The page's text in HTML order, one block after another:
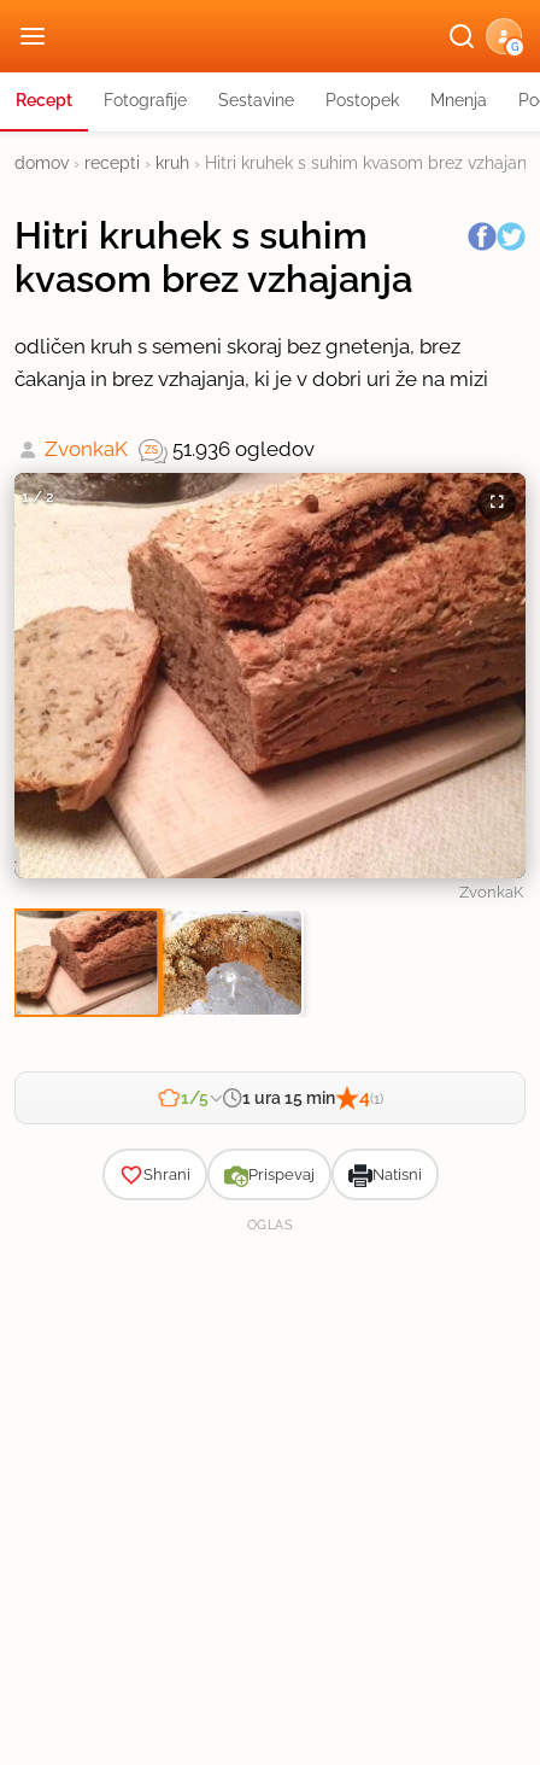
G
Recept Fotografije Sestavine Postopek Mnenja
domov › recepti › kruh › Hitri kruhek s suhim kvasom brez vzhajanja
Hitri kruhek s suhim
kvasom brez vzhajanja
odličen kruh s semeni skoraj bez gnetenja, brez
čakanja in brez vzhajanja, ki je v dobri uri že na mizi
ZvonkaK 51.936 ogledov
1/2
ZvonkaK
1/5 1 ura 15 min 4(1)
Shrani Prispevaj Natisni
OGLAS